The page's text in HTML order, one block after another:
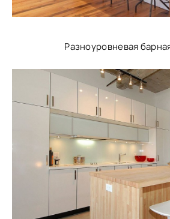
Разноуровневая